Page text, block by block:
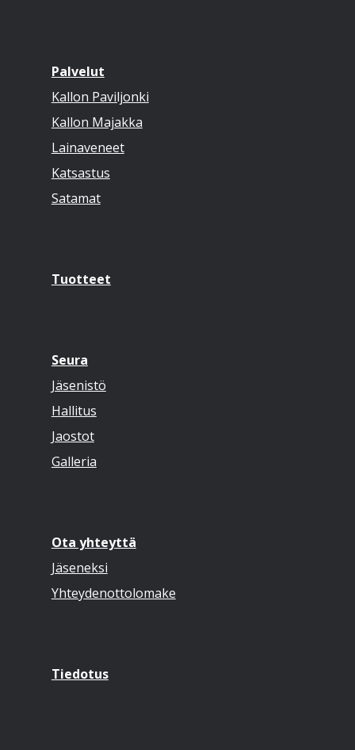
Palvelut
Kallon Paviljonki
Kallon Majakka
Lainaveneet
Katsastus
Satamat
Tuotteet
Seura
Jäsenistö
Hallitus
Jaostot
Galleria
Ota yhteyttä
Jäseneksi
Yhteydenottolomake
Tiedotus